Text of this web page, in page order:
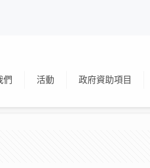
們 活動 政府資助項目